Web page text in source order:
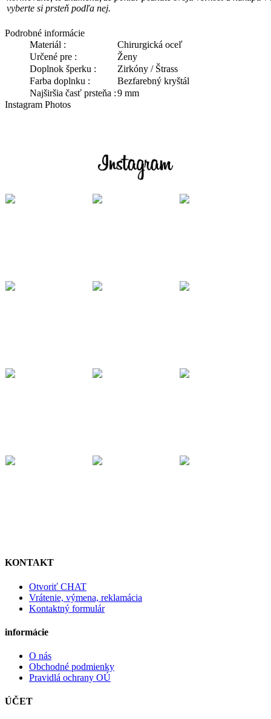
vyberte si prsteň podľa nej.
Podrobné informácie
Materiál :
Chirurgická oceľ
Určené pre :
Ženy
Doplnok šperku :
Zirkóny / Štrass
Farba doplnku :
Bezfarebný kryštál
Najširšia časť prsteňa :9 mm
Instagram Photos
KONTAKT
Otvoriť CHAT
Vrátenie, výmena, reklamácia
Kontaktný formulár
informácie
O nás
Obchodné podmienky
Pravidlá ochrany OÚ
ÚČET